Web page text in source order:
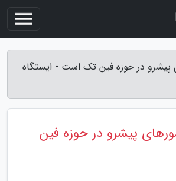
پیشرو در حوزه فین تک است - ایستگاه
پیشرو در حوزه فین